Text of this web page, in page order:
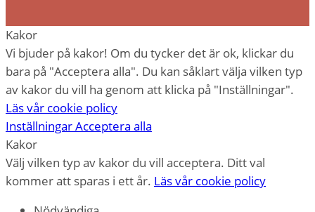
Kakor
Vi bjuder på kakor! Om du tycker det är ok, klickar du
bara på "Acceptera alla". Du kan såklart välja vilken typ
av kakor du vill ha genom att klicka på "Inställningar".
Läs vår cookie policy
InställningarAcceptera alla
Kakor
Välj vilken typ av kakor du vill acceptera. Ditt val
kommer att sparas i ett år. Läs vår cookie policy